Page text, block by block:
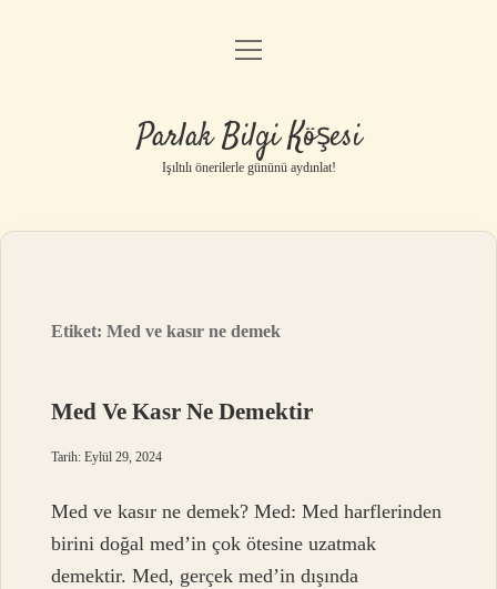
Anasayfa
Yasal Uyarı
menüyü
Parlak Bilgi Köşesi
Işıltılı önerilerle gününü aydınlat!
Etiket:Med ve kasır ne demek
Med Ve Kasr Ne Demektir
Tarih: Eylül 29, 2024
Med ve kasır ne demek? Med: Med harflerinden
birini doğal med’in çok ötesine uzatmak
demektir. Med, gerçek med’in dışında